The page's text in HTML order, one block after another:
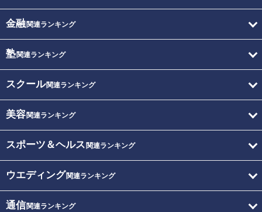
金融関連ランキング
塾関連ランキング
スクール関連ランキング
美容関連ランキング
スポーツ＆ヘルス 関連ランキング
ウエディング関連ランキング
通信関連ランキング